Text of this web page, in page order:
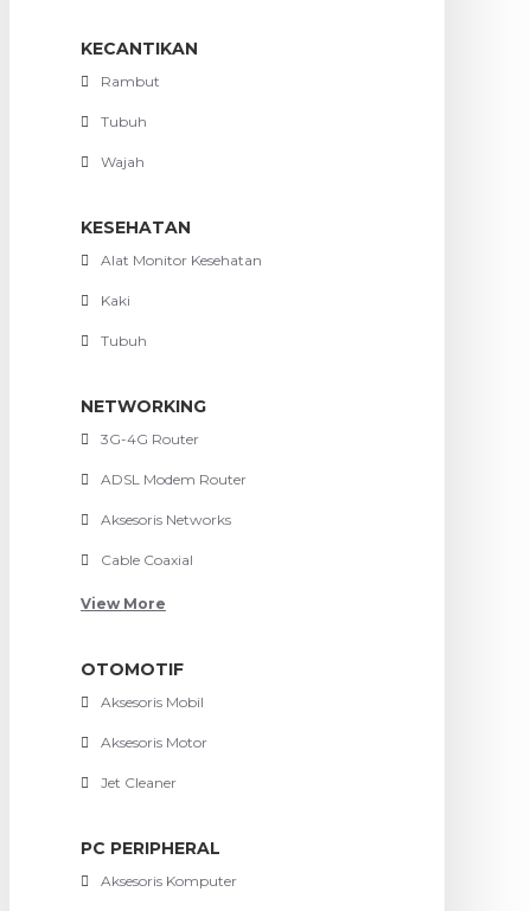
KECANTIKAN
Rambut
Tubuh
Wajah
KESEHATAN
Alat Monitor Kesehatan
Kaki
Tubuh
NETWORKING
3G-4G Router
ADSL Modem Router
Aksesoris Networks
Cable Coaxial
View More
OTOMOTIF
Aksesoris Mobil
Aksesoris Motor
Jet Cleaner
PC PERIPHERAL
Aksesoris Komputer